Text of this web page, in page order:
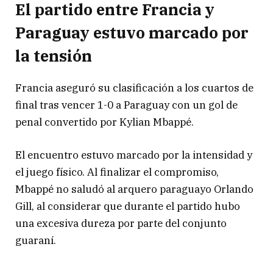
El partido entre Francia y
Paraguay estuvo marcado por
la tensión
Francia aseguró su clasificación a los cuartos de
final tras vencer 1-0 a Paraguay con un gol de
penal convertido por Kylian Mbappé.
El encuentro estuvo marcado por la intensidad y
el juego físico. Al finalizar el compromiso,
Mbappé no saludó al arquero paraguayo Orlando
Gill, al considerar que durante el partido hubo
una excesiva dureza por parte del conjunto
guaraní.